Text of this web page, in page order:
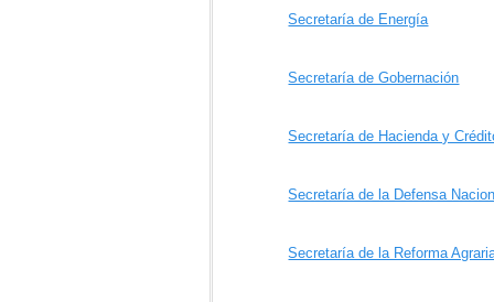
Secretaría de Energía
Secretaría de Gobernación
Secretaría de Hacienda y
Secretaría de la Defensa
Secretaría de la Reforma